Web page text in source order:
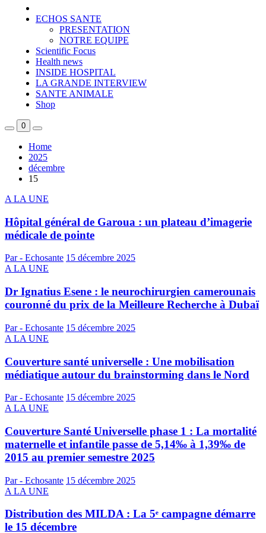
ECHOS SANTE
PRESENTATION
NOTRE EQUIPE
Scientific Focus
Health news
INSIDE HOSPITAL
LA GRANDE INTERVIEW
SANTE ANIMALE
Shop
0
Home
2025
décembre
15
A LA UNE
Hôpital général de Garoua : un plateau d’imagerie
médicale de pointe
Par - Echosante 15 décembre 2025
A LA UNE
Dr Ignatius Esene : le neurochirurgien camerounais
couronné du prix de la Meilleure Recherche à Dubaï
Par - Echosante 15 décembre 2025
A LA UNE
Couverture santé universelle : Une mobilisation
médiatique autour du brainstorming dans le Nord
Par - Echosante 15 décembre 2025
A LA UNE
Couverture Santé Universelle phase 1 : La mortalité
maternelle et infantile passe de 5,14‰ à 1,39‰ de
2015 au premier semestre 2025
Par - Echosante 15 décembre 2025
A LA UNE
Distribution des MILDA : La 5ᵉ campagne démarre
le 15 décembre